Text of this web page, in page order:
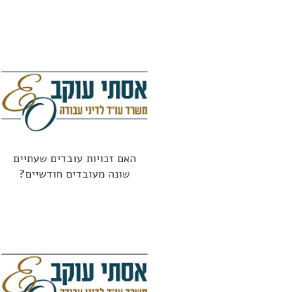
האם זכויות עובדים שעתיים
שונה מעובדים חודשיים?